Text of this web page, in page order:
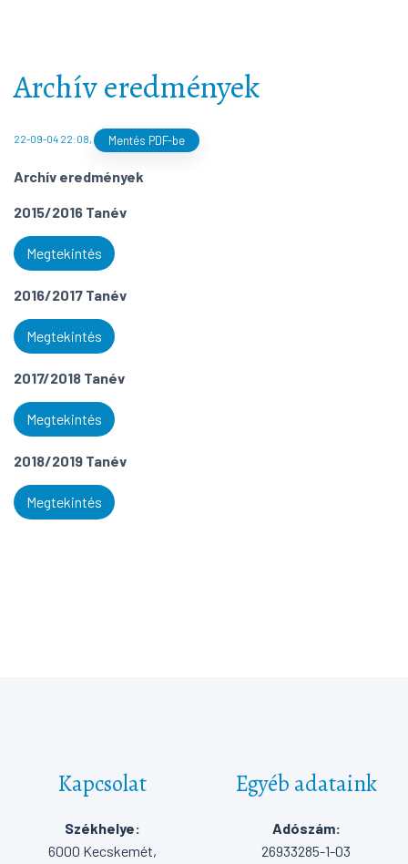
Archív eredmények
22-09-04 22:08, Mentés PDF-be
Archív eredmények
2015/2016 Tanév
Megtekintés
2016/2017 Tanév
Megtekintés
2017/2018 Tanév
Megtekintés
2018/2019 Tanév
Megtekintés
Kapcsolat
Székhelye:
6000 Kecskemét,
Egyéb adataink
Adószám:
26933285-1-03